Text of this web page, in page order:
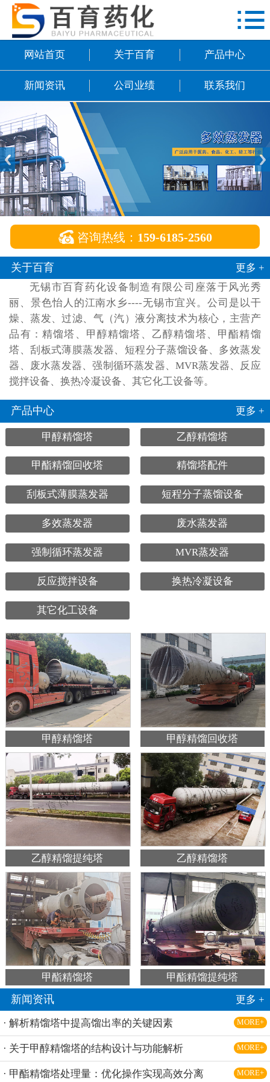
公司业绩
联系我们

网站首页 关于百育 产品中心
新闻资讯 公司业绩 联系我们
 咨询热线： 159-6185-2560
关于百育
更多 +
无锡市百育药化设备制造有限公司座落于风光秀
丽、景色怡人的江南水乡----无锡市宜兴。公司是以干
燥、蒸发、过滤、气（汽）液分离技术为核心，主营产
品有：精馏塔、甲醇精馏塔、乙醇精馏塔、甲酯精馏
塔、刮板式薄膜蒸发器、短程分子蒸馏设备、多效蒸发
器、废水蒸发器、强制循环蒸发器、MVR蒸发器、反应
搅拌设备、换热冷凝设备、其它化工设备等。
产品中心 更多 +
甲醇精馏塔 乙醇精馏塔
甲酯精馏回收塔 精馏塔配件
刮板式薄膜蒸发器 短程分子蒸馏设备
多效蒸发器 废水蒸发器
强制循环蒸发器 MVR蒸发器
反应搅拌设备 换热冷凝设备
其它化工设备
甲醇精馏塔 甲醇精馏回收塔
乙醇精馏提纯塔 乙醇精馏塔
甲酯精馏塔 甲酯精馏提纯塔
新闻资讯 更多 +
· 解析精馏塔中提高馏出率的关键因素 MORE+
· 关于甲醇精馏塔的结构设计与功能解析 MORE+
· 甲酯精馏塔处理量：优化操作实现高效分离 MORE+